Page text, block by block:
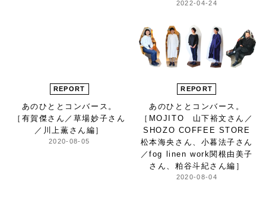
2022-04-24
REPORT
あのひとと コンバース。
［有賀傑さん／ 草場妙子さん
／川上薫さん編］
2020-08-05
REPORT
あのひとと コンバース。
［MOJITO 山下裕文さん／
SHOZO COFFEE STORE
松本海央さん、小暮法子さん
／fog linen work関根由美子
さん、粕谷斗紀さん編］
2020-08-04